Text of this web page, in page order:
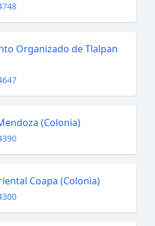
Organizado de Tlalpan
(Colonia)
Coapa (Colonia)